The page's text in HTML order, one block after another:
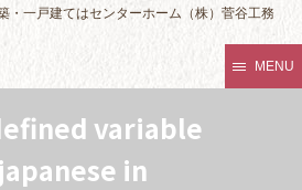
・一戸建てはセンターホーム（株）菅谷工務
MENU
variable
in